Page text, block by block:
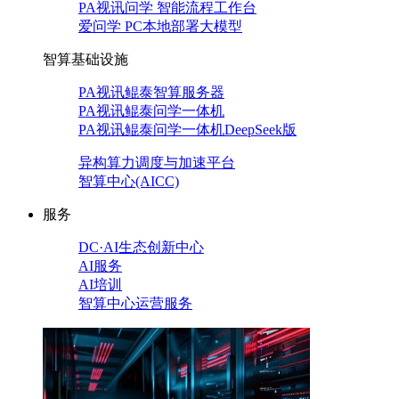
PA视讯问学 智能流程工作台
爱问学 PC本地部署大模型
智算基础设施
PA视讯鲲泰智算服务器
PA视讯鲲泰问学一体机
PA视讯鲲泰问学一体机DeepSeek版
异构算力调度与加速平台
智算中心(AICC)
服务
DC·AI生态创新中心
AI服务
AI培训
智算中心运营服务